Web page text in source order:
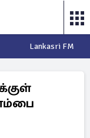
Lankasri FM